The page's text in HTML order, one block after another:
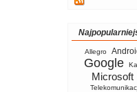
Allegro
Google
Microsoft